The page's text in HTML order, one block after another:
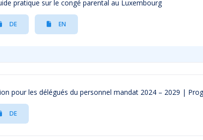
pratique sur le congé parental au Luxembourg
DE EN
pour les délégués du personnel mandat 2024 – 2029 |
DE